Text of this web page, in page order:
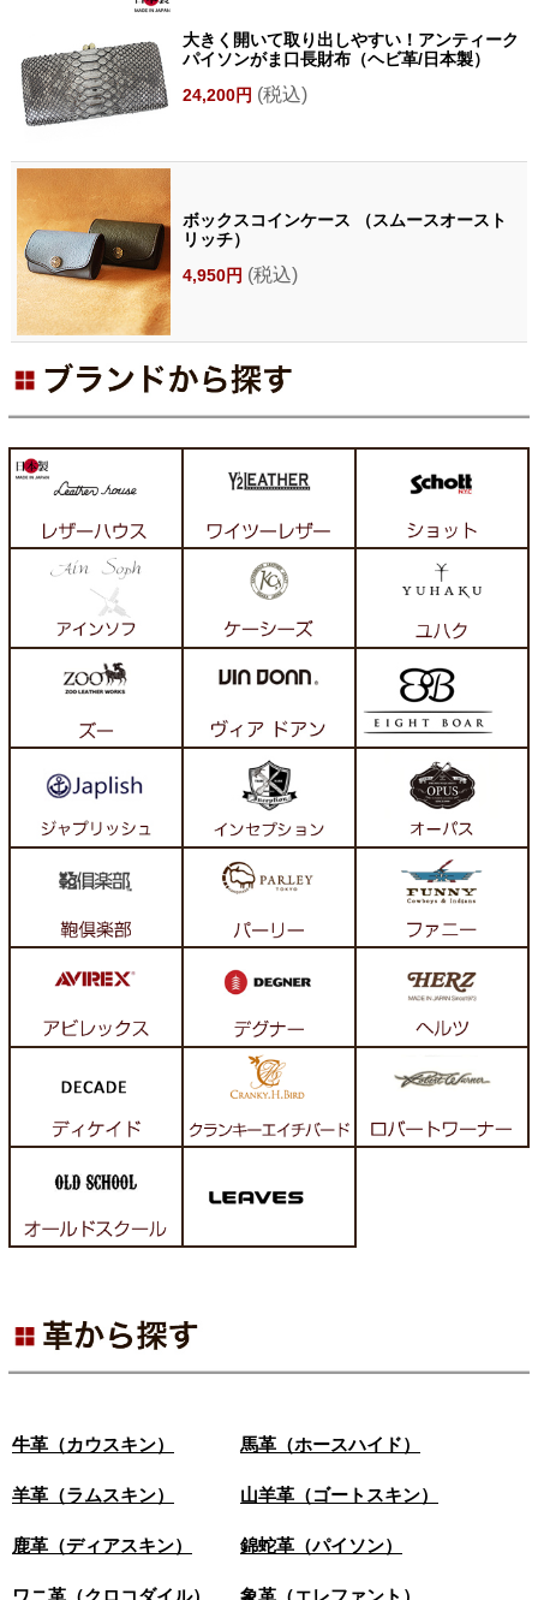
大きく開いて取り出しやすい！アンティーク
パイソンがま口長財布（ヘビ革/日本製）
24,200円 (税込)
ボックスコインケース （スムースオースト
リッチ）
4,950円 (税込)